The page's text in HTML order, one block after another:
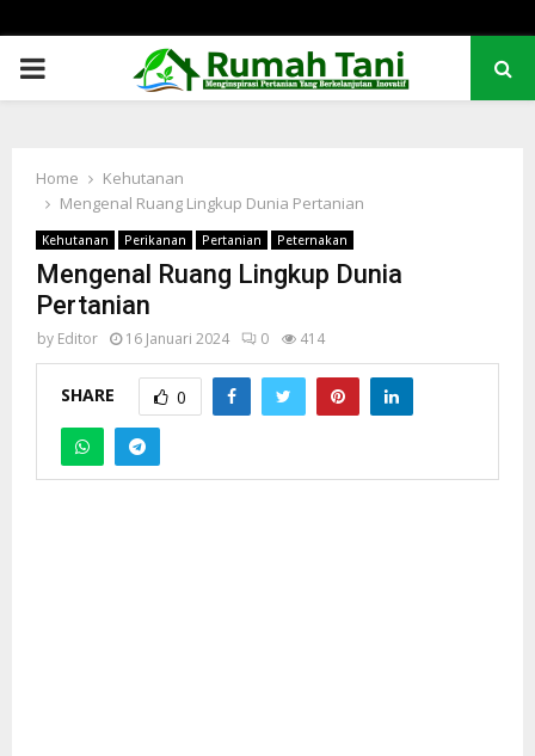
PRIMARY
Home
Kehutanan
Mengenal Ruang Lingkup Dunia Pertanian
Kehutanan Perikanan Pertanian Peternakan
Mengenal Ruang Lingkup Dunia
Pertanian
by Editor 16 Januari 2024 0 414
SHARE 0